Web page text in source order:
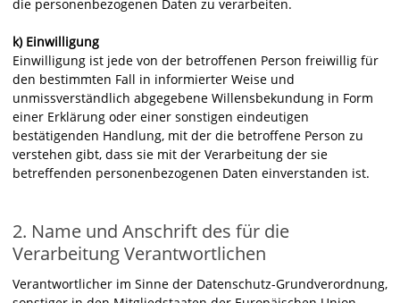
die personenbezogenen Daten zu verarbeiten.
k) Einwilligung
Einwilligung ist jede von der betroffenen Person freiwillig für
den bestimmten Fall in informierter Weise und
unmissverständlich abgegebene Willensbekundung in Form
einer Erklärung oder einer sonstigen eindeutigen
bestätigenden Handlung, mit der die betroffene Person zu
verstehen gibt, dass sie mit der Verarbeitung der sie
betreffenden personenbezogenen Daten einverstanden ist.
2. Name und Anschrift des für die
Verarbeitung Verantwortlichen
Verantwortlicher im Sinne der Datenschutz-Grundverordnung,